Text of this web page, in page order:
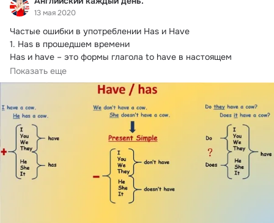
13 мая 2020
Частые ошибки в употреблении Has и Have
1. Has в прошедшем времени
Has и have – это формы глагола to have в настоящем
времени. В прошедшем...
Показать еще